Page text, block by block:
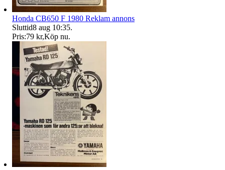
Honda CB650 F 1980 Reklam annons
Sluttid8 aug 10:35.
Pris:79 kr,Köp nu.